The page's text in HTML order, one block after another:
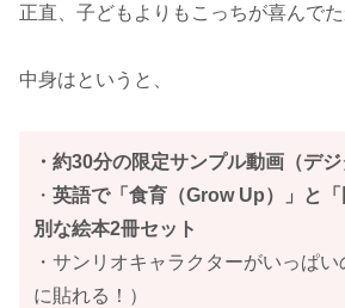
正直、子どもよりもこっちが喜んでた
中身はというと、
・約30分の限定サンプル動画（デジ
・ 英語で「食育（Grow Up）」と
別な絵本2冊セット
・サンリオキャラクターがいっぱ
に貼れる！）